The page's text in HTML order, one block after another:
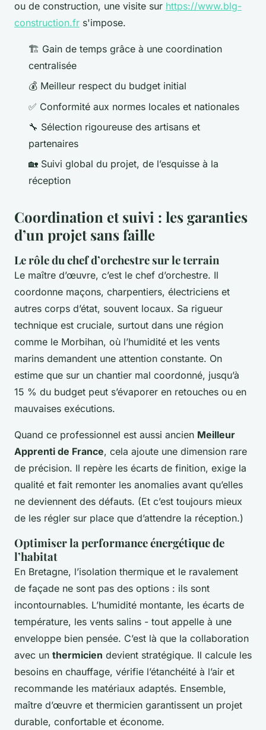
ou de construction, une visite sur https://www.blg-
construction.fr s'impose.
🏗️ Gain de temps grâce à une coordination
centralisée
💰 Meilleur respect du budget initial
✅ Conformité aux normes locales et nationales
🔧 Sélection rigoureuse des artisans et
partenaires
🏡 Suivi global du projet, de l’esquisse à la
réception
Coordination et suivi : les garanties
d’un projet sans faille
Le rôle du chef d’orchestre sur le terrain
Le maître d’œuvre, c’est le chef d’orchestre. Il
coordonne maçons, charpentiers, électriciens et
autres corps d’état, souvent locaux. Sa rigueur
technique est cruciale, surtout dans une région
comme le Morbihan, où l’humidité et les vents
marins demandent une attention constante. On
estime que sur un chantier mal coordonné, jusqu’à
15 % du budget peut s’évaporer en retouches ou en
mauvaises exécutions.
Quand ce professionnel est aussi ancien Meilleur
Apprenti de France, cela ajoute une dimension rare
de précision. Il repère les écarts de finition, exige la
qualité et fait remonter les anomalies avant qu’elles
ne deviennent des défauts. (Et c’est toujours mieux
de les régler sur place que d’attendre la réception.)
Optimiser la performance énergétique de
l’habitat
En Bretagne, l’isolation thermique et le ravalement
de façade ne sont pas des options : ils sont
incontournables. L’humidité montante, les écarts de
température, les vents salins - tout appelle à une
enveloppe bien pensée. C’est là que la collaboration
avec un thermicien devient stratégique. Il calcule les
besoins en chauffage, vérifie l’étanchéité à l’air et
recommande les matériaux adaptés. Ensemble,
maître d’œuvre et thermicien garantissent un projet
durable, confortable et économe.